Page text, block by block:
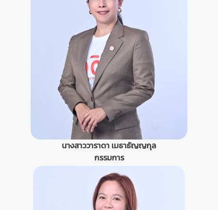
นางสาววาราดา เมธาธัญญกุล
กรรมการ